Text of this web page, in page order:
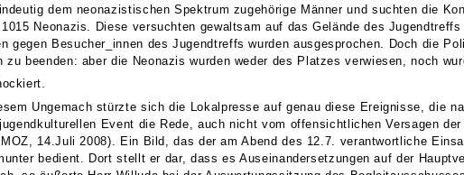
dem neonazistischen Spektrum zugehörige Männer und suchten die
Neonazis. Diese versuchten gewaltsam auf das Gelände des
gegen Besucher_innen des Jugendtreffs wurden ausgesprochen. Doch die
zu beenden: aber die Neonazis wurden weder des Platzes verwiesen, noch
Ungemach stürzte sich die Lokalpresse auf genau diese Ereignisse, die
Event die Rede, auch nicht vom offensichtlichen Versagen
MOZ, 14.Juli 2008). Ein Bild, das der am Abend des 12.7. verantwortliche
bedient. Dort stellt er dar, dass es Auseinandersetzungen auf der